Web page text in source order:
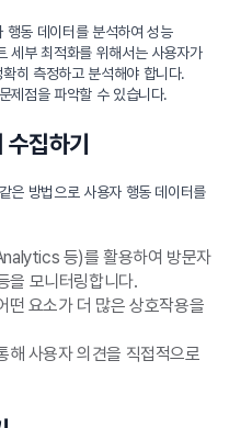
행동 데이터를 분석하여 성능
세부 최적화를 위해서는 사용자가
히 측정하고 분석해야 합니다.
제점을 파악할 수 있습니다.
수집하기
은 방법으로 사용자 행동 데이터를
등)를 활용하여 방문자
을 모니터링합니다.
떤 요소가 더 많은 상호작용을
해 사용자 의견을 직접적으로